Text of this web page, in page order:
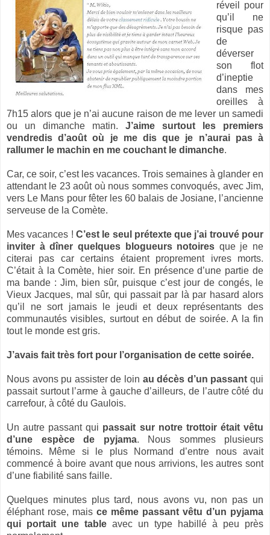
réveil pour
qu’il ne
risque pas
de
déverser
son flot
d’ineptie
dans mes
oreilles à
7h15 alors que je n’ai aucune raison de me lever un samedi
ou un dimanche matin. J’aime surtout les premiers
vendredis d’août où je me dis que je n’aurai pas à
rallumer le machin en me couchant le dimanche.
Car, ce soir, c’est les vacances. Trois semaines à glander en
attendant le 23 août où nous sommes convoqués, avec Jim,
vers Le Mans pour fêter les 60 balais de Josiane, l’ancienne
serveuse de la Comète.
Mes vacances ! C’est le seul prétexte que j’ai trouvé pour
inviter à dîner quelques blogueurs notoires que je ne
citerai pas car certains étaient proprement ivres morts.
C’était à la Comète, hier soir. En présence d’une partie de
ma bande : Jim, bien sûr, puisque c’est jour de congés, le
Vieux Jacques, mal sûr, qui passait par là par hasard alors
qu’il ne sort jamais le jeudi et deux représentants des
communautés visibles, surtout en début de soirée. A la fin
tout le monde est gris.
J’avais fait très fort pour l’organisation de cette soirée.
Nous avons pu assister de loin au décès d’un passant qui
passait surtout l’arme à gauche d’ailleurs, de l’autre côté du
carrefour, à côté du Gaulois.
Un autre passant qui passait sur notre trottoir était vêtu
d’une espèce de pyjama. Nous sommes plusieurs
témoins. Même si le plus Normand d’entre nous avait
commencé à boire avant que nous arrivions, les autres sont
d’une fiabilité sans faille.
Quelques minutes plus tard, nous avons vu, non pas un
éléphant rose, mais ce même passant vêtu d’un pyjama
qui portait une table avec un type habillé à peu près